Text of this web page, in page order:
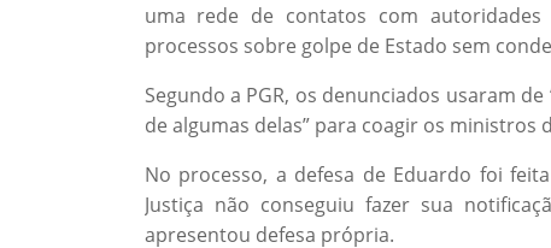
uma rede de contatos com
processos sobre golpe de Estado sem
Segundo a PGR, os denunciados usaram
de algumas delas” para coagir os ministros
No processo, a defesa de Eduardo foi
Justiça não conseguiu fazer sua
apresentou defesa própria.